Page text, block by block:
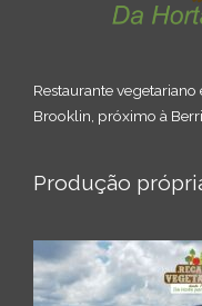
Restaurante
Brooklin, próximo à
Produção